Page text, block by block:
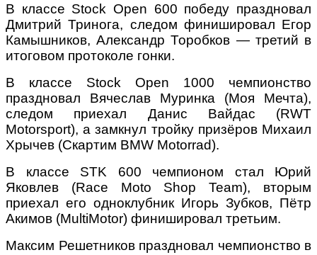
В классе Stock Open 600 победу праздновал
Дмитрий Тринога, следом финишировал Егор
Камышников, Александр Торобков — третий в
итоговом протоколе гонки.
В классе Stock Open 1000 чемпионство
праздновал Вячеслав Муринка (Моя Мечта),
следом приехал Данис Вайдас (RWT
Motorsport), а замкнул тройку призёров Михаил
Хрычев (Скартим BMW Motorrad).
В классе STK 600 чемпионом стал Юрий
Яковлев (Race Moto Shop Team), вторым
приехал его одноклубник Игорь Зубков, Пётр
Акимов (MultiMotor) финишировал третьим.
Максим Решетников праздновал чемпионство в